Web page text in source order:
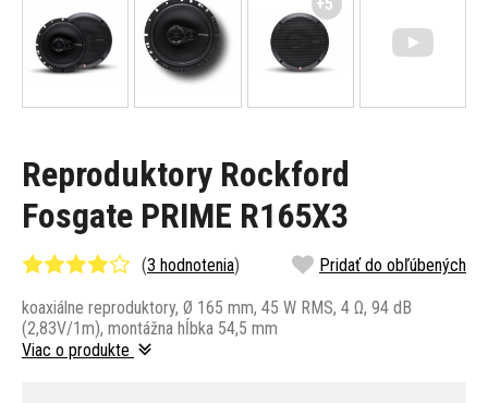
Reproduktory Rockford
Fosgate PRIME R165X3
(3 hodnotenia) Pridať do obľúbených
koaxiálne reproduktory, Ø 165 mm, 45 W RMS, 4 Ω, 94 dB
(2,83V/1m), montážna hĺbka 54,5 mm
Viac o produkte